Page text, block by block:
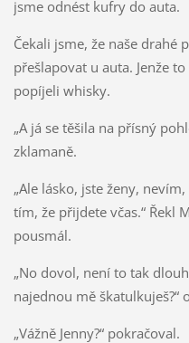
jsme odnést kufry do auta.
Čekali jsme, že naše drahé
přešlapovat u auta. Jenže
popíjeli whisky.
„A já se těšila na přísný
zklamaně.
„Ale lásko, jste ženy,
tím, že přijdete včas.“ Řekl
pousmál.
„No dovol, není to tak
najednou mě škatulkuješ?“
„Vážně Jenny?“ pokračoval.